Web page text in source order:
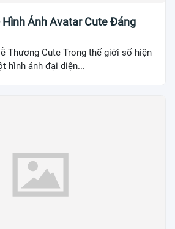
Hình Ảnh Avatar Cute Đáng
Thương Cute Trong thế giới số hiện
hình ảnh đại diện...